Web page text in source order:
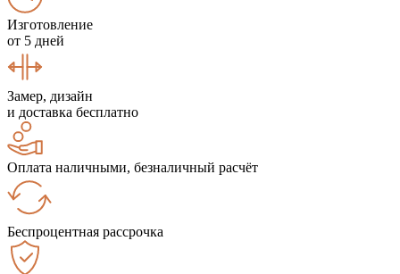
Изготовление
от 5 дней
Замер, дизайн
и доставка бесплатно
Оплата наличными, безналичный расчёт
Беспроцентная рассрочка